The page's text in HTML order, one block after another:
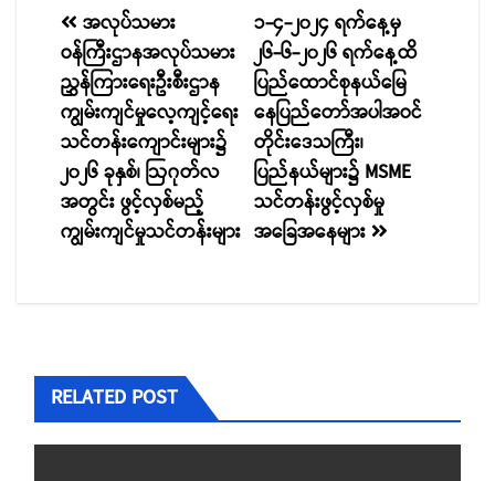
စာမူ
လမ်းကြောင်း
ပြ
၁-၄-၂၀၂၄ ရက်နေ့မှ
၂၆-၆-၂၀၂၆ ရက်နေ့ထိ
ပြည်ထောင်စုနယ်မြေ
နေပြည်တော်အပါအဝင်
တိုင်းဒေသကြီး၊
ပြည်နယ်များ၌ MSME
သင်တန်းဖွင့်လှစ်မှု
အခြေအနေများ
အလုပ်သမား
ဝန်ကြီးဌာနအလုပ်သမား
ညွှန်ကြားရေးဦးစီးဌာန
ကျွမ်းကျင်မှုလေ့ကျင့်ရေး
သင်တန်းကျောင်းများ၌
၂၀၂၆ ခုနှစ်၊ ဩဂုတ်လ
အတွင်း ဖွင့်လှစ်မည့်
ကျွမ်းကျင်မှုသင်တန်းများ
RELATED POST